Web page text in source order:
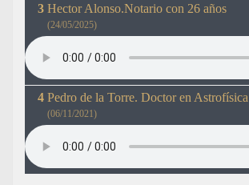
Hector Alonso.Notario con 26 años
(24/05/2025)
Pedro de la Torre. Doctor en Astrofísica
(06/11/2021)